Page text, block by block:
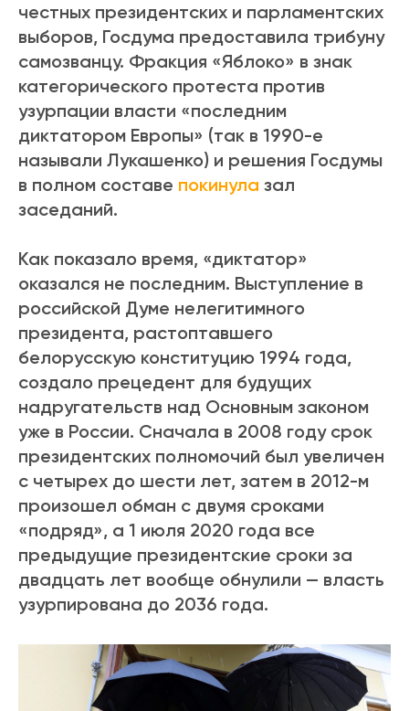
честных президентских и парламентских
выборов, Госдума предоставила трибуну
самозванцу. Фракция «Яблоко» в знак
категорического протеста против
узурпации власти «последним
диктатором Европы» (так в 1990-е
называли Лукашенко) и решения Госдумы
в полном составе покинула зал
заседаний.
Как показало время, «диктатор»
оказался не последним. Выступление в
российской Думе нелегитимного
президента, растоптавшего
белорусскую конституцию 1994 года,
создало прецедент для будущих
надругательств над Основным законом
уже в России. Сначала в 2008 году срок
президентских полномочий был увеличен
с четырех до шести лет, затем в 2012-м
произошел обман с двумя сроками
«подряд», а 1 июля 2020 года все
предыдущие президентские сроки за
двадцать лет вообще обнулили — власть
узурпирована до 2036 года.